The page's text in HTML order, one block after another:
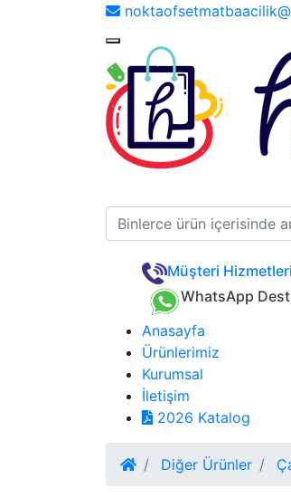
Müşteri Hizmetleri
WhatsApp
Anasayfa
Ürünlerimiz
Kurumsal
İletişim
2026 Katalog
Diğer Ürünler